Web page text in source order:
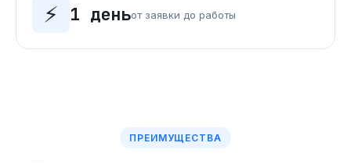
⚡ 1 деньот заявки до работы
ПРЕИМУЩЕСТВА